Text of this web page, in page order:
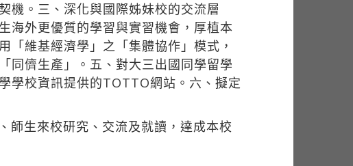
機。三、深化與國際姊妹校的交流層
海外更優質的學習與實習機會，厚植本
維基經濟學」之「集體協作」模式，
同儕生產」。五、對大三出國同學留學
學校資訊提供的TOTTO網站。六、擬定
師生來校研究、交流及就讀，達成本校